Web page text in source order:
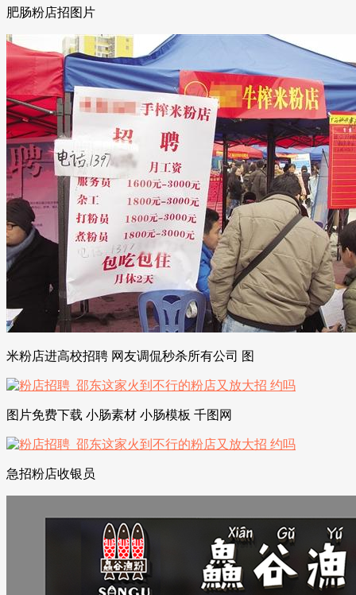
肥肠粉店招图片
米粉店进高校招聘 网友调侃秒杀所有公司 图
图片免费下载 小肠素材 小肠模板 千图网
急招粉店收银员